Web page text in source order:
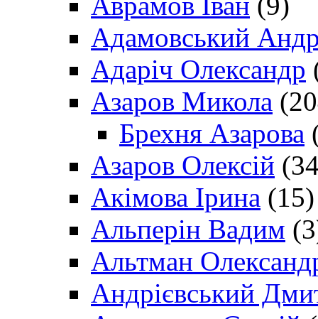
Адамовський
Адаріч Олександр
Азаров Микола
Брехня Азарова
Азаров Олексій
Акімова Ірина (15)
Альперін Вадим
Альтман
Андрієвський